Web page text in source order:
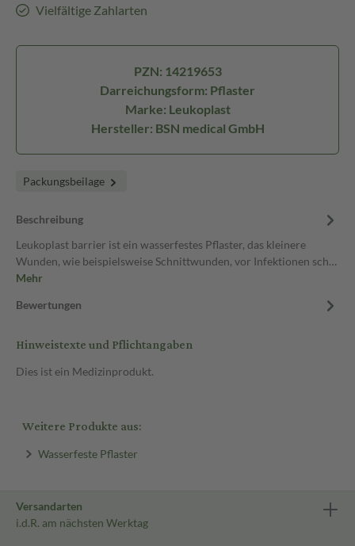
Vielfältige Zahlarten
PZN: 14219653
Darreichungsform: Pflaster
Marke: Leukoplast
Hersteller: BSN medical GmbH
Packungsbeilage
Beschreibung
Leukoplast barrier ist ein wasserfestes Pflaster, das kleinere
Wunden, wie beispielsweise Schnittwunden, vor Infektionen sch…
Mehr
Bewertungen
Hinweistexte und Pflichtangaben
Dies ist ein Medizinprodukt.
Weitere Produkte aus:
Wasserfeste Pflaster
Versandarten
i.d.R. am nächsten Werktag